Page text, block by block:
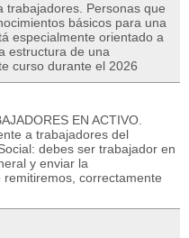
trabajadores. Personas que
básicos para una
especialmente orientado a
estructura de una
curso durante el 2026
EN ACTIVO.
a trabajadores del
debes ser trabajador en
y enviar la
correctamente